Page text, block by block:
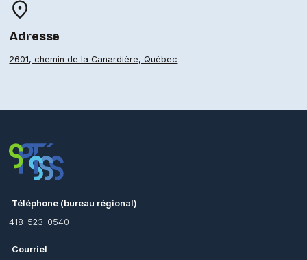
Adresse
2601, chemin de la Canardière, Québec
Téléphone (bureau régional)
418-523-0540
Courriel